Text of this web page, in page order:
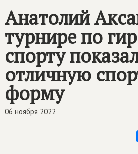
Контакты
Анатолий
турнире по
спорту
отличную
форму
06 ноября 2022